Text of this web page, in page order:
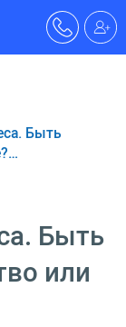
Быть
Быть
или